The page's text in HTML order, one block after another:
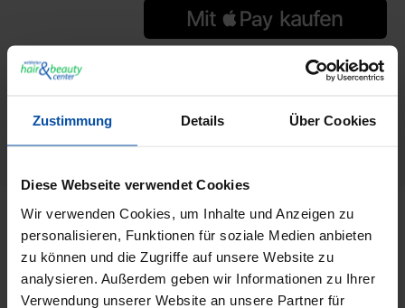
Zustimmung Details Über Cookies
Diese Webseite verwendet Cookies
Wir verwenden Cookies, um Inhalte und Anzeigen zu
personalisieren, Funktionen für soziale Medien anbieten
zu können und die Zugriffe auf unsere Website zu
analysieren. Außerdem geben wir Informationen zu Ihrer
Verwendung unserer Website an unsere Partner für
GTIN/EAN:
4045787314236
Schwarzkopf
Beschreibung
OSiS+ Willst Du mit echt innovativen Stylingprodukten
arbeiten, um das Unerreichbare zu erreichen? Brauchst
Du unbegrenzt…Mehr